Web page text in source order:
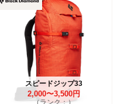
スピードジップ33
2,000〜3,500円
（ランク：）